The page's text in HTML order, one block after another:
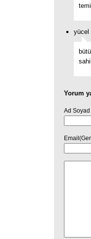
yücel
Yorum
Ad